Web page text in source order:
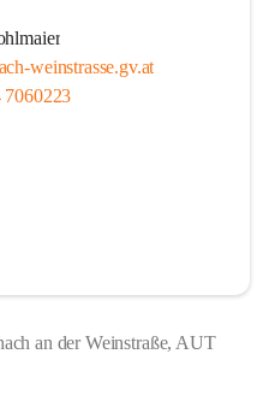
weinstrasse.gv.at
7060223
an der Weinstraße, AUT